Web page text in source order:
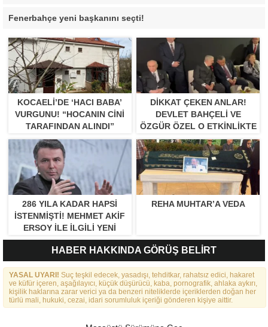
Fenerbahçe yeni başkanını seçti!
KOCAELI’DE ‘HACI BABA’
VURGUNU! “HOCANIN CINI
TARAFINDAN ALINDI”
DIKKAT ÇEKEN ANLAR!
DEVLET BAHÇELI VE
ÖZGÜR ÖZEL O ETKINLIKTE
BIR ARAYA GELDILER
286 YILA KADAR HAPSI
ISTENMIŞTI! MEHMET AKIF
ERSOY ILE ILGILI YENI
GELIŞME
REHA MUHTAR’A VEDA
HABER HAKKINDA GÖRÜŞ BELİRT
YASAL UYARI! Suç teşkil edecek, yasadışı, tehditkar, rahatsız edici, hakaret
ve küfür içeren, aşağılayıcı, küçük düşürücü, kaba, pornografik, ahlaka aykırı,
kişilik haklarına zarar verici ya da benzeri niteliklerde içeriklerden doğan her
türlü mali, hukuki, cezai, idari sorumluluk içeriği gönderen kişiye aittir.